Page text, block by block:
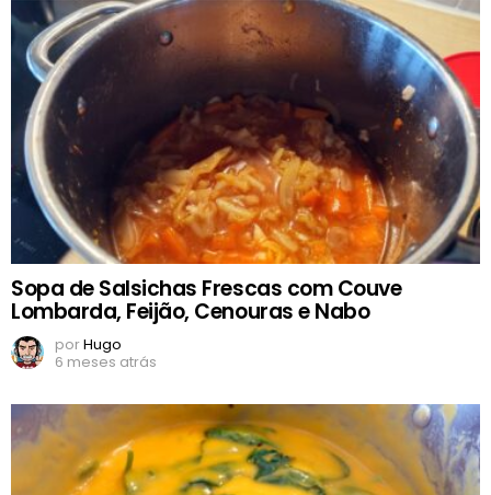
Sopa de Salsichas Frescas com Couve
Lombarda, Feijão, Cenouras e Nabo
porHugo
6 meses atrás